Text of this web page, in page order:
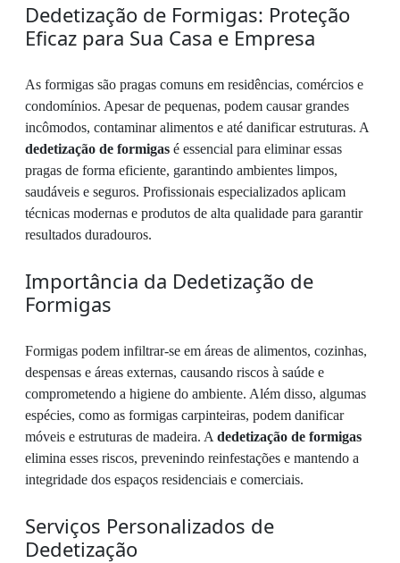
Dedetização de Formigas: Proteção
Eficaz para Sua Casa e Empresa
As formigas são pragas comuns em residências, comércios e
condomínios. Apesar de pequenas, podem causar grandes
incômodos, contaminar alimentos e até danificar estruturas. A
dedetização de formigas é essencial para eliminar essas
pragas de forma eficiente, garantindo ambientes limpos,
saudáveis e seguros. Profissionais especializados aplicam
técnicas modernas e produtos de alta qualidade para garantir
resultados duradouros.
Importância da Dedetização de
Formigas
Formigas podem infiltrar-se em áreas de alimentos, cozinhas,
despensas e áreas externas, causando riscos à saúde e
comprometendo a higiene do ambiente. Além disso, algumas
espécies, como as formigas carpinteiras, podem danificar
móveis e estruturas de madeira. A dedetização de formigas
elimina esses riscos, prevenindo reinfestações e mantendo a
integridade dos espaços residenciais e comerciais.
Serviços Personalizados de
Dedetização